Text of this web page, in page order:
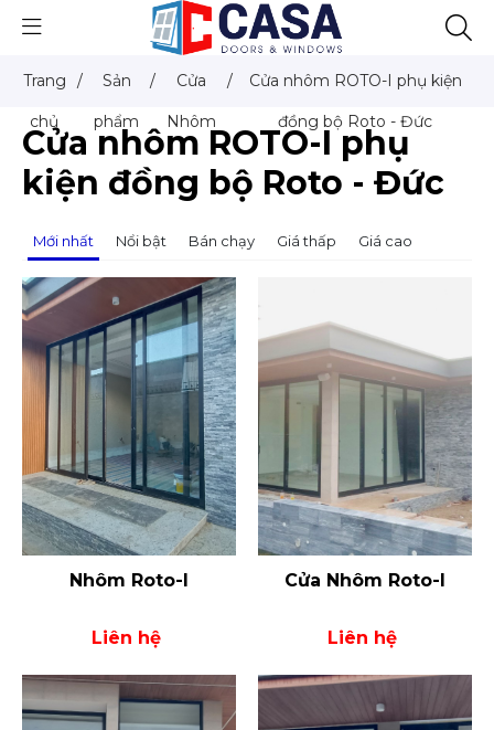
Trang
chủ
/ Sản
phẩm
/ Cửa
Nhôm
/ Cửa nhôm ROTO-I phụ kiện
đồng bộ Roto - Đức
Cửa nhôm ROTO-I phụ
kiện đồng bộ Roto - Đức
Mới nhất Nổi bật Bán chạy Giá thấp Giá cao
Nhôm Roto-I
Liên hệ
Cửa Nhôm Roto-I
Liên hệ